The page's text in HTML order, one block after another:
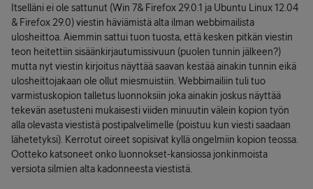
Itselläni ei ole sattunut (Win 7& Firefox 29.0.1 ja Ubuntu Linux 12.04
& Firefox 29.0) viestin häviämistä alta ilman webbimailista
ulosheittoa. Aiemmin sattui tuon tuosta, että kesken pitkän viestin
teon heitettiin sisäänkirjautumissivuun (puolen tunnin jälkeen?)
mutta nyt viestin kirjoitus näyttää saavan kestää ainakin tunnin eikä
ulosheittojakaan ole ollut miesmuistiin. Webbimailiin tuli tuo
varmistuskopion talletus luonnoksiin joka ainakin joskus näyttää
tekevän asetusteni mukaisesti viiden minuutin välein kopion työn
alla olevasta viestistä postipalvelimelle (poistuu kun viesti saadaan
lähetetyksi). Kerrotut oireet sopisivat kyllä ongelmiin kopion teossa.
Ootteko katsoneet onko luonnokset-kansiossa jonkinmoista
versiota silmien alta kadonneesta viestistä.